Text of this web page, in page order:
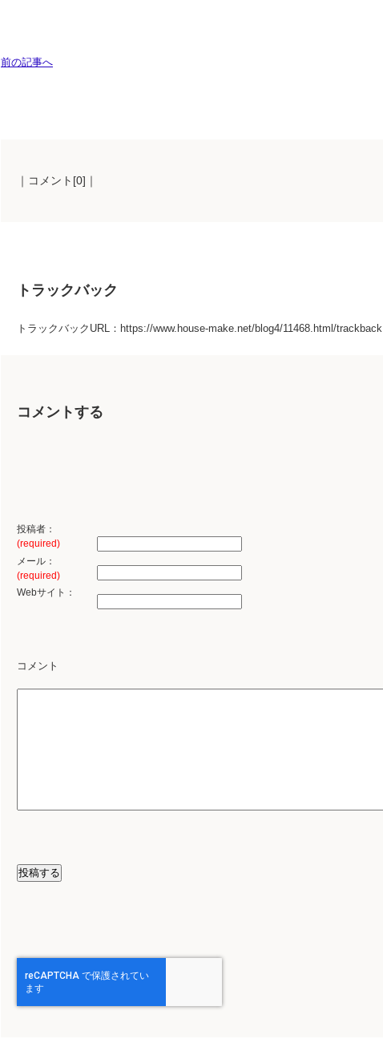
前の記事へ
｜コメント[0]｜
トラックバック
トラックバックURL：https://www.house-make.net/blog4/11468.html/trackback
コメントする
投稿者：
(required)
メール：
(required)
Webサイト：
コメント